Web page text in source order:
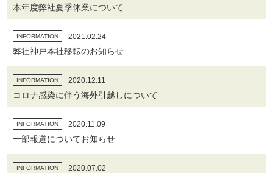
本年度弊社夏季休業について
INFORMATION 2021.02.24
弊社神戸本社移転のお知らせ
INFORMATION 2020.12.11
コロナ感染に伴う海外引越しについて
INFORMATION 2020.11.09
一部報道についてお知らせ
INFORMATION 2020.07.02